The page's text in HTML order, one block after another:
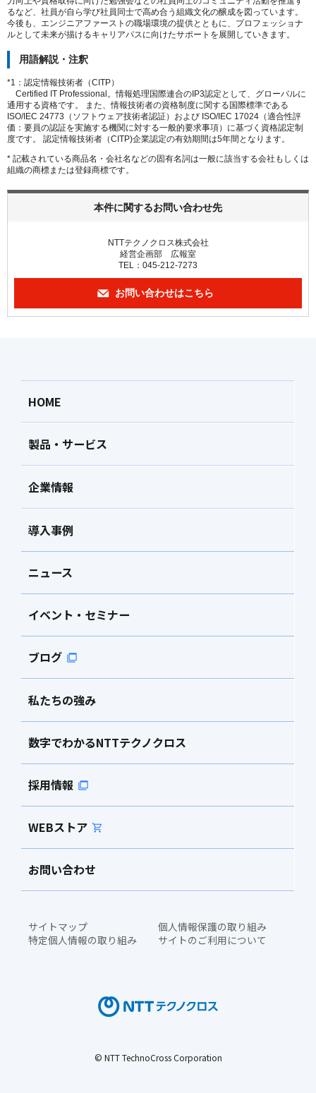
るなど、社員が自ら学び社員同士で高め合う組織文化の醸成を図っています。
今後も、エンジニアファーストの職場環境の提供とともに、プロフェッショナ
ルとして未来が描けるキャリアパスに向けたサポートを展開していきます。
用語解説・注釈
*1：認定情報技術者（CITP）
Certified IT Professional。情報処理国際連合のIP3認定として、グローバルに
通用する資格です。 また、情報技術者の資格制度に関する国際標準である
ISO/IEC 24773（ソフトウェア技術者認証）および ISO/IEC 17024（適合性評
価：要員の認証を実施する機関に対する一般的要求事項）に基づく資格認定制
度です。 認定情報技術者（CITP)企業認定の有効期間は5年間となります。
* 記載されている商品名・会社名などの固有名詞は一般に該当する会社もしくは
組織の商標または登録商標です。
本件に関するお問い合わせ先
NTTテクノクロス株式会社
経営企画部 広報室
TEL：045-212-7273
お問い合わせはこちら
HOME
製品・サービス
企業情報
導入事例
ニュース
イベント・セミナー
ブログ
私たちの強み
数字でわかるNTTテクノクロス
採用情報
WEBストア
お問い合わせ
サイトマップ
個人情報保護の取り組み
特定個人情報の取り組み
サイトのご利用について
© NTT TechnoCross Corporation